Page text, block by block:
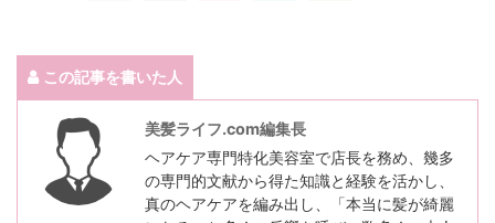
この記事を書いた人
美髪ライフ.com編集長
ヘアケア専門特化美容室で店長を務め、幾多
の専門的文献から得た知識と経験を活かし、
真のヘアケアを編み出し、「本当に髪が綺麗